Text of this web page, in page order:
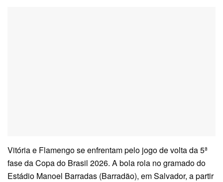
Vitória e Flamengo se enfrentam pelo jogo de volta da 5ª
fase da Copa do Brasil 2026. A bola rola no gramado do
Estádio Manoel Barradas (Barradão), em Salvador, a partir